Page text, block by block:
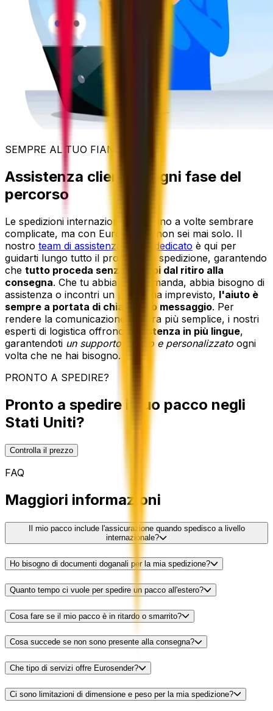
SEMPRE AL TUO FIANCO
Assistenza clienti in ogni fase del
percorso
Le spedizioni internazionali possono a volte sembrare
complicate, ma con Eurosender non sei mai solo. Il
nostro team di assistenza clienti dedicato è qui per
guidarti lungo tutto il processo di spedizione, garantendo
che tutto proceda senza intoppi dal ritiro alla
consegna. Che tu abbia una domanda, abbia bisogno di
assistenza o incontri un problema imprevisto, l'aiuto è
sempre a portata di chiamata o messaggio. Per
rendere la comunicazione ancora più semplice, i nostri
esperti di logistica offrono
assistenza in più lingue,
garantendoti un supporto rapido e personalizzato ogni
volta che ne hai bisogno.
PRONTO A SPEDIRE?
Pronto a spedire il tuo pacco negli
Stati Uniti?
Controlla il prezzo
FAQ
Maggiori informazioni
Il mio pacco include l'assicurazione quando spedisco a livello
internazionale?
Ho bisogno di documenti doganali per la mia spedizione?
Quanto tempo ci vuole per spedire un pacco all'estero?
Cosa fare se il mio pacco è in ritardo o smarrito?
Cosa succede se non sono presente alla consegna?
Che tipo di servizi offre Eurosender?
Ci sono limitazioni di dimensione e peso per la mia spedizione?